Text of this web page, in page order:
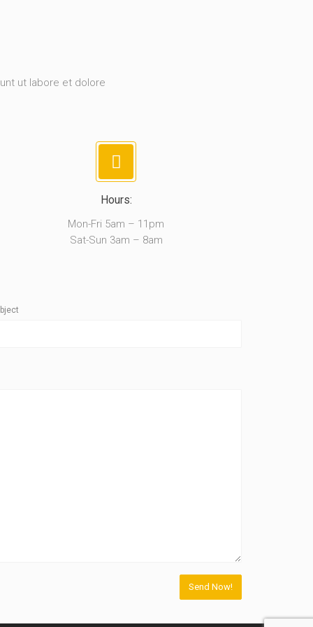
ut labore et dolore
Hours:
Mon-Fri 5am – 11pm
Sat-Sun 3am – 8am